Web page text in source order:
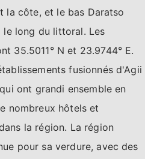
la côte, et le bas Daratso
le long du littoral. Les
35.5011° N et 23.9744° E.
fusionnés d'Agii
ont grandi ensemble en
nombreux hôtels et
la région. La région
pour sa verdure, avec des